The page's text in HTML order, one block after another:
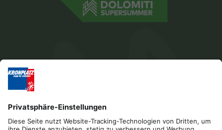
Impressum Datenschutz Barrierefreiheitserklärung